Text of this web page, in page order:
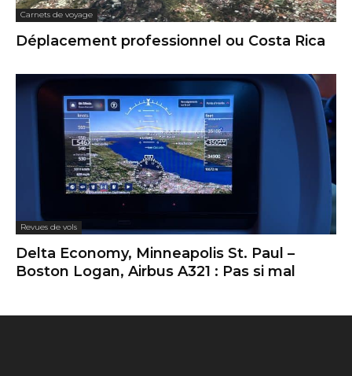
Carnets de voyage
Déplacement professionnel ou Costa Rica
Revues de vols
Delta Economy, Minneapolis St. Paul –
Boston Logan, Airbus A321 : Pas si mal